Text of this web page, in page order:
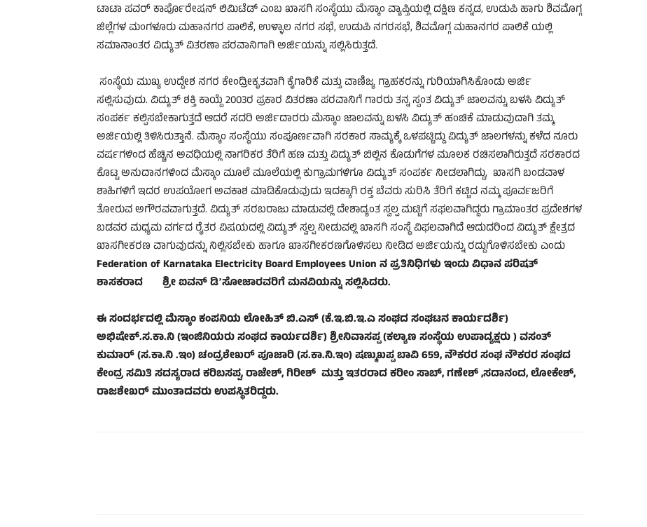
ಟಾಟಾ ಪವರ್ ಕಾರ್ಪೊರೇಷನ್ ಲಿಮಿಟೆಡ್ ಎಂಬ ಖಾಸಗಿ ಸಂಸ್ಥೆಯು ಮೆಸ್ಕಾಂ ವ್ಯಾಪ್ತಿಯಲ್ಲಿ ದಕ್ಷಿಣ ಕನ್ನಡ, ಉಡುಪಿ ಹಾಗು ಶಿವಮೊಗ್ಗ
ಜಿಲ್ಲೆಗಳ ಮಂಗಳೂರು ಮಹಾನಗರ ಪಾಲಿಕೆ, ಉಳ್ಳಾಲ ನಗರ ಸಭೆ, ಉಡುಪಿ ನಗರಸಭೆ, ಶಿವಮೊಗ್ಗ ಮಹಾನಗರ ಪಾಲಿಕೆ ಯಲ್ಲಿ
ಸಮಾನಾಂತರ ವಿದ್ಯುತ್ ವಿತರಣಾ ಪರವಾನಿಗಾಗಿ ಅರ್ಜಿಯನ್ನು ಸಲ್ಲಿಸಿರುತ್ತದೆ.
ಸಂಸ್ಥೆಯ ಮುಖ್ಯ ಉದ್ದೇಶ ನಗರ ಕೇಂದ್ರೀಕೃತವಾಗಿ ಕೈಗಾರಿಕೆ ಮತ್ತು ವಾಣಿಜ್ಯ ಗ್ರಾಹಕರನ್ನು ಗುರಿಯಾಗಿಸಿಕೊಂಡು ಅರ್ಜಿ
ಸಲ್ಲಿಸುವುದು. ವಿದ್ಯುತ್ ಶಕ್ತಿ ಕಾಯ್ದೆ 2003ರ ಪ್ರಕಾರ ವಿತರಣಾ ಪರವಾನಿಗೆ ಗಾರರು ತನ್ನ ಸ್ವಂತ ವಿದ್ಯುತ್ ಜಾಲವನ್ನು ಬಳಸಿ ವಿದ್ಯುತ್
ಸಂಪರ್ಕ ಕಲ್ಪಿಸಬೇಕಾಗುತ್ತದೆ ಆದರೆ ಸದರಿ ಅರ್ಜಿದಾರರು ಮೆಸ್ಕಾಂ ಜಾಲವನ್ನು ಬಳಸಿ ವಿದ್ಯುತ್ ಹಂಚಿಕೆ ಮಾಡುವುದಾಗಿ ತಮ್ಮ
ಅರ್ಜಿಯಲ್ಲಿ ತಿಳಿಸಿರುತ್ತಾನೆ. ಮೆಸ್ಕಾಂ ಸಂಸ್ಥೆಯು ಸಂಪೂರ್ಣವಾಗಿ ಸರಕಾರ ಸಾಮ್ಯಕ್ಕೆ ಒಳಪಟ್ಟಿದ್ದು ವಿದ್ಯುತ್ ಜಾಲಗಳನ್ನು ಕಳೆದ ನೂರು
ವರ್ಷಗಳಿಂದ ಹೆಚ್ಚಿನ ಅವಧಿಯಲ್ಲಿ ನಾಗರಿಕರ ತೆರಿಗೆ ಹಣ ಮತ್ತು ವಿದ್ಯುತ್ ಬಿಲ್ಲಿನ ಕೊಡುಗೆಗಳ ಮೂಲಕ ರಚಿಸಲಾಗಿರುತ್ತದೆ ಸರಕಾರದ
ಕೊಟ್ಟ ಅನುದಾನಗಳಿಂದ ಮೆಸ್ಕಾಂ ಮೂಲೆ ಮೂಲೆಯಲ್ಲಿ ಕುಗ್ರಾಮಗಳಿಗೂ ವಿದ್ಯುತ್ ಸಂಪರ್ಕ ನೀಡಲಾಗಿದ್ದು, ಖಾಸಗಿ ಬಂಡವಾಳ
ಶಾಹಿಗಳಿಗೆ ಇದರ ಉಪಯೋಗ ಅವಕಾಶ ಮಾಡಿಕೊಡುವುದು ಇದಕ್ಕಾಗಿ ರಕ್ತ ಬೆವರು ಸುರಿಸಿ ತೆರಿಗೆ ಕಟ್ಟಿದ ನಮ್ಮ ಪೂರ್ವಜರಿಗೆ
ತೋರುವ ಅಗೌರವವಾಗುತ್ತದೆ. ವಿದ್ಯುತ್ ಸರಬರಾಜು ಮಾಡುವಲ್ಲಿ ದೇಶಾದ್ಯಂತ ಸ್ವಲ್ಪ ಮಟ್ಟಿಗೆ ಸಫಲವಾಗಿದ್ದರು ಗ್ರಾಮಾಂತರ ಪ್ರದೇಶಗಳ
ಬಡವರ ಮಧ್ಯಮ ವರ್ಗದ ರೈತರ ವಿಷಯದಲ್ಲಿ ವಿದ್ಯುತ್ ಸ್ವಲ್ಪ ನೀಡುವಲ್ಲಿ ಖಾಸಗಿ ಸಂಸ್ಥೆ ವಿಫಲವಾಗಿದೆ ಆದುದರಿಂದ ವಿದ್ಯುತ್ ಕ್ಷೇತ್ರದ
ಖಾಸಗೀಕರಣ ವಾಗುವುದನ್ನು ನಿಲ್ಲಿಸಬೇಕು ಹಾಗೂ ಖಾಸಗೀಕರಣಗೊಳಿಸಲು ನೀಡಿದ ಅರ್ಜಿಯನ್ನು ರದ್ದುಗೊಳಿಸಬೇಕು ಎಂದು
Federation of Karnataka Electricity Board EmployeesUnion ನ ಪ್ರತಿನಿಧಿಗಳು ಇಂದು ವಿಧಾನ ಪರಿಷತ್‌
ಶಾಸಕರಾದ ಶ್ರೀ ಐವನ್‌ ಡಿʼಸೋಜಾರವರಿಗೆ ಮನವಿಯನ್ನು ಸಲ್ಲಿಸಿದರು.
ಈ ಸಂದರ್ಭದಲ್ಲಿಮೆಸ್ಕಾಂ ಕಂಪನಿಯ ಲೋಹಿತ್ ಬಿ.ಎಸ್ (ಕೆ.ಇ.ಬಿ.ಇ.ಎ ಸಂಘದ ಸಂಘಟನ ಕಾರ್ಯದರ್ಶಿ)
ಅಭಿಷೇಕ್.ಸ.ಕಾ.ನಿ (ಇಂಜಿನಿಯರು ಸಂಘದ ಕಾರ್ಯದರ್ಶಿ)ಶ್ರೀನಿವಾಸಪ್ಪ (ಕಲ್ಯಾಣ ಸಂಸ್ಥೆಯ ಉಪಾದ್ಯಕ್ಷರು )ವಸಂತ್
ಕುಮಾರ್ (ಸ.ಕಾ.ನಿ .ಇಂ)ಚಂದ್ರಶೇಖರ್ ಪೂಜಾರಿ (ಸ.ಕಾ.ನಿ.ಇಂ)ಷಣ್ಮುಖಪ್ಪ ಬಾವಿ659,ನೌಕರರ ಸಂಘ ನೌಕರರ ಸಂಘದ
ಕೇಂದ್ರ ಸಮಿತಿ ಸದಸ್ಯರಾದ ಕರಿಬಸಪ್ಪ,ರಾಜೇಶ್,ಗಿರೀಶ್ ಮತ್ತು ಇತರರಾದ ಕರೀಂ ಸಾಬ್,ಗಣೇಶ್,ಸದಾನಂದ,ಲೋಕೇಶ್,
ರಾಜಶೇಖರ್ಮುಂತಾದವರು ಉಪಸ್ಥಿತರಿದ್ದರು.